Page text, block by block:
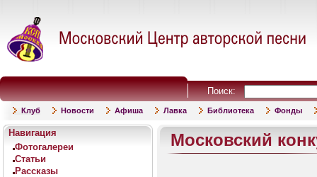
Поиск:
Клуб Новости Афиша Лавка Библиотека Фонды
Навигация
Фотогалереи
Статьи
Рассказы
Московский